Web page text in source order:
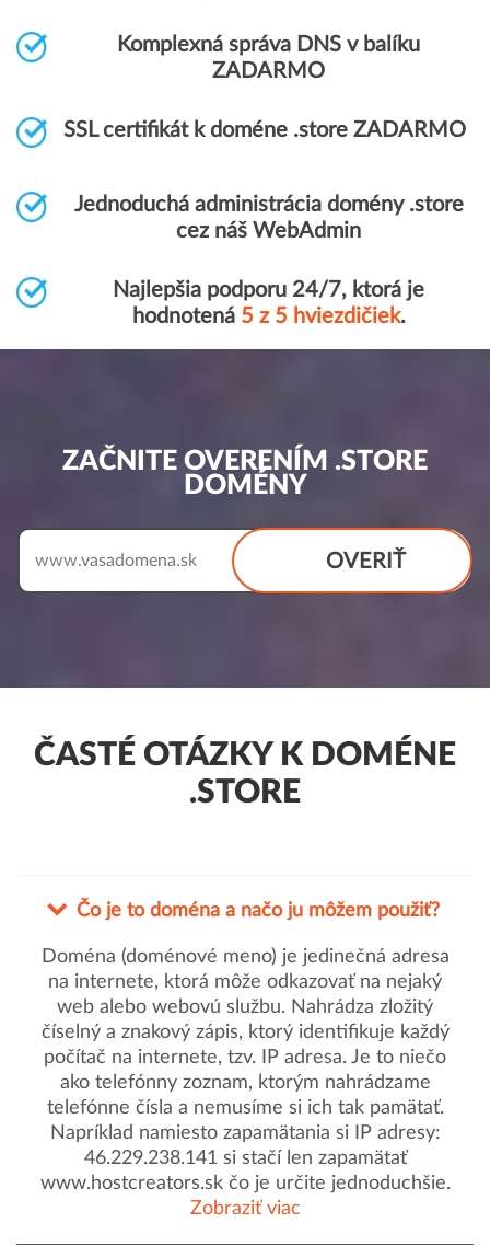
Komplexná správa DNS v balíku
ZADARMO
SSL certifikát k doméne .store ZADARMO
Jednoduchá administrácia domény .store
cez náš WebAdmin
Najlepšia podporu 24/7, ktorá je
hodnotená 5 z 5 hviezdičiek.
ZAČNITE OVERENÍM .STORE
DOMÉNY
OVERIŤ
www.
ČASTÉ OTÁZKY K DOMÉNE
.STORE
Čo je to doména a načo ju môžem použiť?
Doména (doménové meno) je jedinečná adresa
na internete, ktorá môže odkazovať na nejaký
web alebo webovú službu. Nahrádza zložitý
číselný a znakový zápis, ktorý identifikuje každý
počítač na internete, tzv. IP adresa. Je to niečo
ako telefónny zoznam, ktorým nahrádzame
telefónne čísla a nemusíme si ich tak pamätať.
Napríklad namiesto zapamätania si IP adresy:
46.229.238.141 si stačí len zapamätať
www.hostcreators.sk čo je určite jednoduchšie.
Zobraziť viac